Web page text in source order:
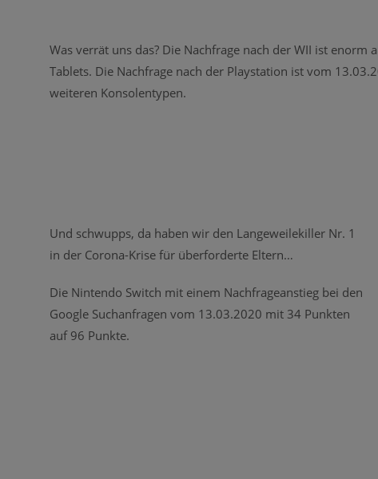
Was verrät uns das? Die Nachfrage nach der WII ist enorm
Tablets. Die Nachfrage nach der Playstation ist vom
weiteren Konsolentypen.
Und schwupps, da haben wir den Langeweilekiller Nr. 1
in der Corona-Krise für überforderte Eltern…
Die Nintendo Switch mit einem Nachfrageanstieg bei den
Google Suchanfragen vom 13.03.2020 mit 34 Punkten
auf 96 Punkte.